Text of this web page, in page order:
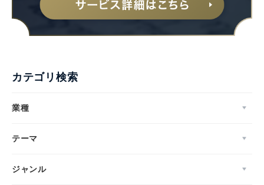
カテゴリ検索
業種
テーマ
ジャンル